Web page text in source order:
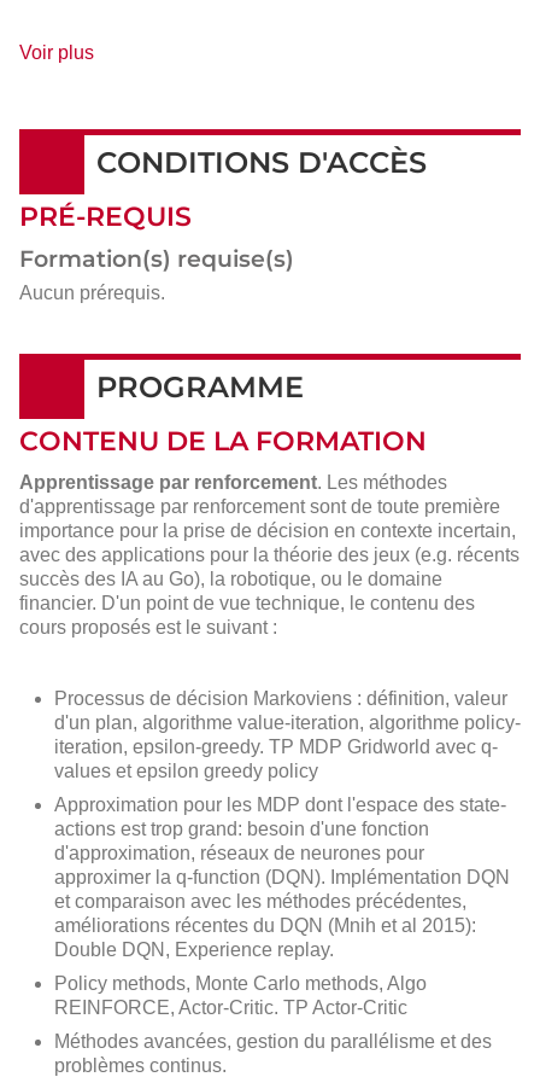
Voir plusde
CONDITIONS D'ACCÈS
PRÉ-REQUIS
Formation(s) requise(s)
Aucun prérequis.
PROGRAMME
CONTENU DE LA FORMATION
Apprentissage par renforcement. Les méthodes
d'apprentissage par renforcement sont de toute première
importance pour la prise de décision en contexte incertain,
avec des applications pour la théorie des jeux (e.g. récents
succès des IA au Go), la robotique, ou le domaine
financier. D'un point de vue technique, le contenu des
cours proposés est le suivant :
Processus de décision Markoviens : définition, valeur
d'un plan, algorithme value-iteration, algorithme policy-
iteration, epsilon-greedy. TP MDP Gridworld avec q-
values et epsilon greedy policy
Approximation pour les MDP dont l'espace des state-
actions est trop grand: besoin d'une fonction
d'approximation, réseaux de neurones pour
approximer la q-function (DQN). Implémentation DQN
et comparaison avec les méthodes précédentes,
améliorations récentes du DQN (Mnih et al 2015):
Double DQN, Experience replay.
Policy methods, Monte Carlo methods, Algo
REINFORCE, Actor-Critic. TP Actor-Critic
Méthodes avancées, gestion du parallélisme et des
problèmes continus.